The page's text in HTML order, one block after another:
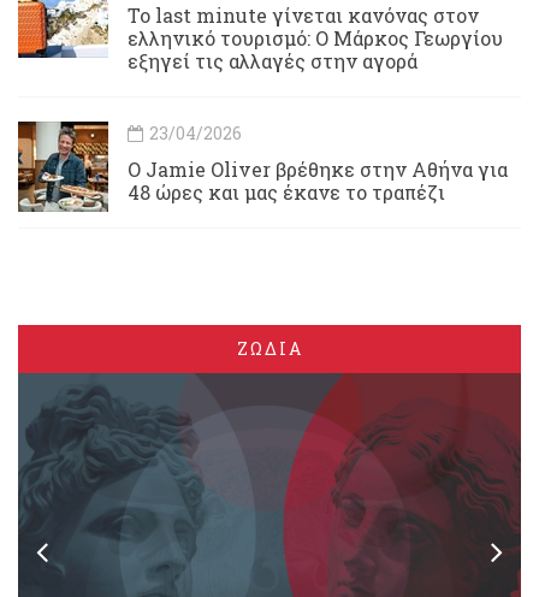
Το last minute γίνεται κανόνας στον
ελληνικό τουρισμό: Ο Μάρκος Γεωργίου
εξηγεί τις αλλαγές στην αγορά
23/04/2026
Ο Jamie Oliver βρέθηκε στην Αθήνα για
48 ώρες και μας έκανε το τραπέζι
ΖΩΔΙΑ